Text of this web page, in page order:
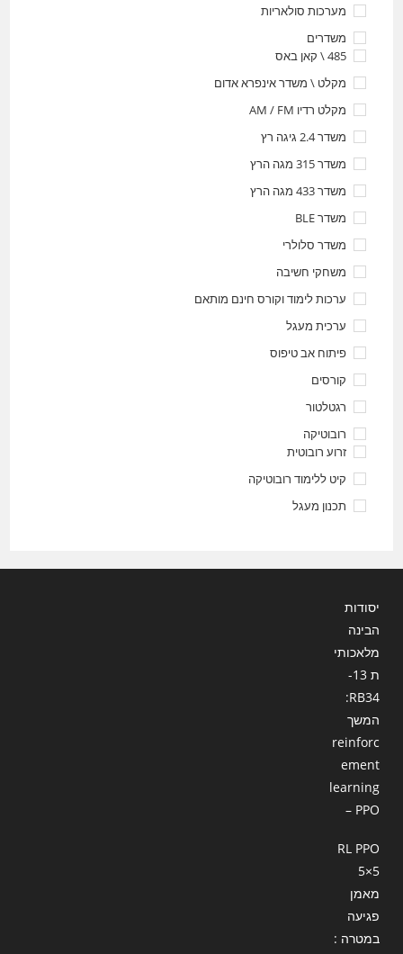
מערכות סולאריות
משדרים
485 \ קאן באס
מקלט \ משדר אינפרא אדום
מקלט רדיו AM / FM
משדר 2.4 גיגה רץ
משדר 315 מגה הרץ
משדר 433 מגה הרץ
משדר BLE
משדר סלולרי
משחקי חשיבה
ערכות לימוד וקורס חינם מותאם
ערכית מעגל
פיתוח אב טיפוס
קורסים
רגטלטור
רובוטיקה
זרוע רובוטית
קיט ללימוד רובוטיקה
תכנון מעגל
יסודות
הבינה
מלאכותי
ת 13-
RB34:
המשך
reinforc
ement
learning
– PPO
RL PPO
5×5
מאמן
פגיעה
במטרה :